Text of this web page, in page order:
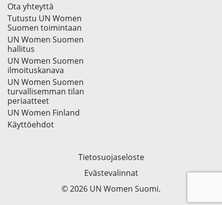
Ota yhteyttä
Tutustu UN Women
Suomen toimintaan
UN Women Suomen
hallitus
UN Women Suomen
ilmoituskanava
UN Women Suomen
turvallisemman tilan
periaatteet
UN Women Finland
Käyttöehdot
Tietosuojaseloste
Evästevalinnat
© 2026 UN Women Suomi.